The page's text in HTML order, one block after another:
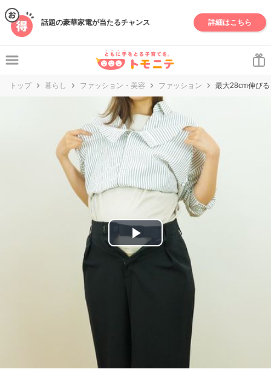
話題の豪華家電が当たるチャンス 詳細はこちら
トップ 暮らし ファッション・美容 ファッション 最大28cm伸び
P